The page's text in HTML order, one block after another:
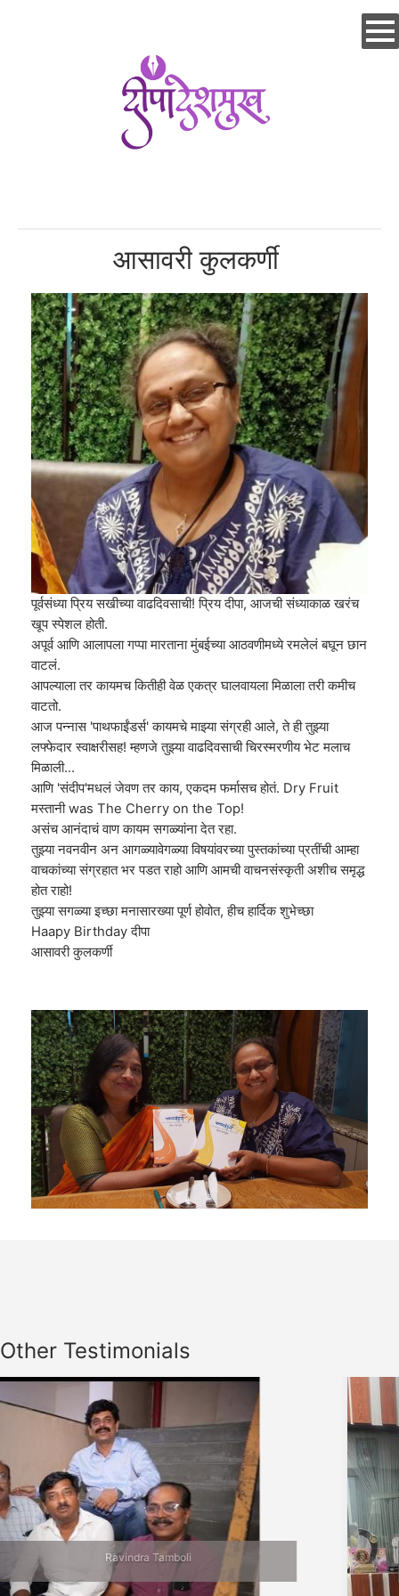
आसावरी कुलकर्णी
पूर्वसंध्या प्रिय सखीच्या वाढदिवसाची! प्रिय दीपा, आजची संध्याकाळ खरंच
खूप स्पेशल होती.
अपूर्व आणि आलापला गप्पा मारताना मुंबईच्या आठवणीमध्ये रमलेलं बघून छान
वाटलं.
आपल्याला तर कायमच कितीही वेळ एकत्र घालवायला मिळाला तरी कमीच
वाटतो.
आज पन्नास 'पाथफाईंडर्स' कायमचे माझ्या संग्रही आले, ते ही तुझ्या
लफ्फेदार स्वाक्षरीसह! म्हणजे तुझ्या वाढदिवसाची चिरस्मरणीय भेट मलाच
मिळाली...
आणि 'संदीप'मधलं जेवण तर काय, एकदम फर्मासच होतं. Dry Fruit
मस्तानी was The Cherry on the Top!
असंच आनंदाचं वाण कायम सगळ्यांना देत रहा.
तुझ्या नवनवीन अन आगळ्यावेगळ्या विषयांवरच्या पुस्तकांच्या प्रतींची आम्हा
वाचकांच्या संग्रहात भर पडत राहो आणि आमची वाचनसंस्कृती अशीच समृद्ध
होत राहो!
तुझ्या सगळ्या इच्छा मनासारख्या पूर्ण होवोत, हीच हार्दिक शुभेच्छा
Haapy Birthday दीपा
आसावरी कुलकर्णी
Other Testimonials
Jalgaon Bhet
Previous